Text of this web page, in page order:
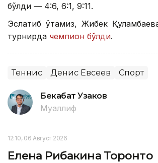
бўлди — 4:6, 6:1, 9:11.
Эслатиб ўтамиз, Жибек
турнирда чемпион бўлди.
Теннис Денис Евсеев Спорт
Бекабат Узаков
Муаллиф
12:10, 06 Август 2026
Елена Рибакина Торонто